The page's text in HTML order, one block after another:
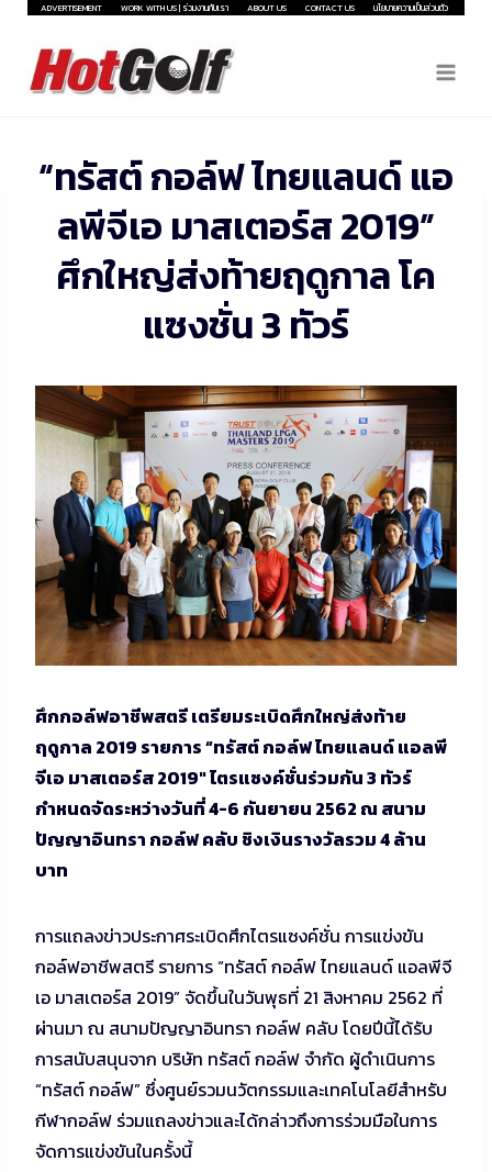
Skip
content
ADVERTISEMENT WORK WITH US | ร่วมงานกับเรา ABOUT US CONTACT US นโยบายความเป็นส่วนตัว
“ทรัสต์ กอล์ฟ ไทยแลนด์ แอ
ลพีจีเอ มาสเตอร์ส 2019”
ศึกใหญ่ส่งท้ายฤดูกาล โค
แซงชั่น 3 ทัวร์
ศึกกอล์ฟอาชีพสตรี เตรียมระเบิดศึกใหญ่ส่งท้าย
ฤดูกาล 2019 รายการ “ทรัสต์ กอล์ฟ ไทยแลนด์ แอลพี
จีเอ มาสเตอร์ส 2019″ ไตรแซงค์ชั่นร่วมกัน 3 ทัวร์
กำหนดจัดระหว่างวันที่ 4-6 กันยายน 2562 ณ สนาม
ปัญญาอินทรา กอล์ฟ คลับ ชิงเงินรางวัลรวม 4 ล้าน
บาท
การแถลงข่าวประกาศระเบิดศึกไตรแซงค์ชั่น การแข่งขัน
กอล์ฟอาชีพสตรี รายการ “ทรัสต์ กอล์ฟ ไทยแลนด์ แอลพีจี
เอ มาสเตอร์ส 2019” จัดขึ้นในวันพุธที่ 21 สิงหาคม 2562 ที่
ผ่านมา ณ สนามปัญญาอินทรา กอล์ฟ คลับ โดยปีนี้ได้รับ
การสนับสนุนจาก บริษัท ทรัสต์ กอล์ฟ จำกัด ผู้ดำเนินการ
“ทรัสต์ กอล์ฟ” ซึ่งศูนย์รวมนวัตกรรมและเทคโนโลยีสำหรับ
กีฬากอล์ฟ ร่วมแถลงข่าวและได้กล่าวถึงการร่วมมือในการ
จัดการแข่งขันในครั้งนี้